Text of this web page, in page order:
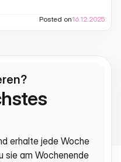
Posted on16.12.2025
erhalte jede Woche
sie am Wochenende